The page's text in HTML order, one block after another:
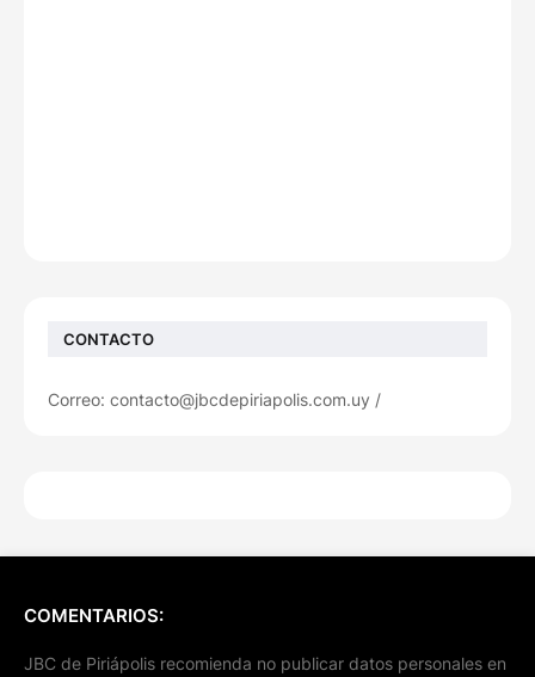
CONTACTO
Correo: contacto@jbcdepiriapolis.com.uy /
COMENTARIOS:
JBC de Piriápolis recomienda no publicar datos personales en